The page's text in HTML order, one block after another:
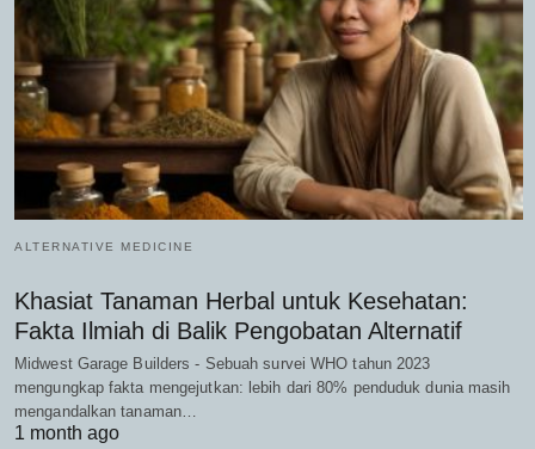
ALTERNATIVE MEDICINE
Khasiat Tanaman Herbal untuk Kesehatan:
Fakta Ilmiah di Balik Pengobatan Alternatif
Midwest Garage Builders - Sebuah survei WHO tahun 2023
mengungkap fakta mengejutkan: lebih dari 80% penduduk dunia masih
mengandalkan tanaman…
1 month ago